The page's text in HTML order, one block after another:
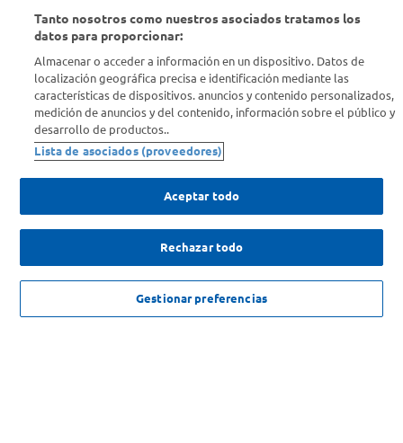
384,00
Conocenos
Info útil
Comprá Online
Enterate de nuestras ofertas
Dejanos tu mail para recibir todas las ofertas y promociones antes
que nadie.
Provincia
ENVIAR
Tanto nosotros como nuestros asociados tratamos los
datos para proporcionar:
Almacenar o acceder a información en un dispositivo. Datos de
localización geográfica precisa e identificación mediante las
características de dispositivos. anuncios y contenido personalizados,
medición de anuncios y del contenido, información sobre el público y
desarrollo de productos..
Lista de asociados (proveedores)
Aceptar todo
Rechazar todo
Gestionar preferencias